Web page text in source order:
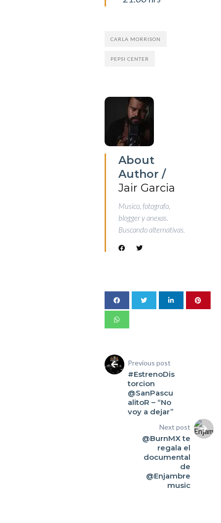
CARLA MORRISON
PEPSI CENTER
About
Author /
Jair Garcia
Musico, fotografo,
blogger y anexas.
Buscando alternativas.
Previous post
#EstrenoDis
torcion
@SanPascu
alitoR – “No
voy a dejar”
Next post
regala el
documental
de
@Enjambre
music